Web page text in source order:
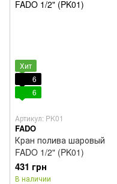
Хит
6
6
Артикул: PK01
FADO
Кран полива шаровый
FADO 1/2" (PK01)
431 грн
В наличии